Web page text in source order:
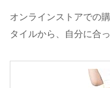
オンラインストアでの
タイルから、自分に合